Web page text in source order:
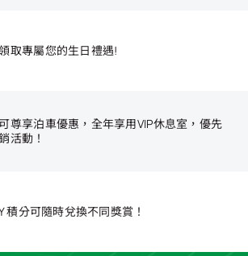
取專屬您的生日禮遇!
尊享泊車優惠，全年享用VIP休息室，優先
活動！
積分可隨時兌換不同獎賞！